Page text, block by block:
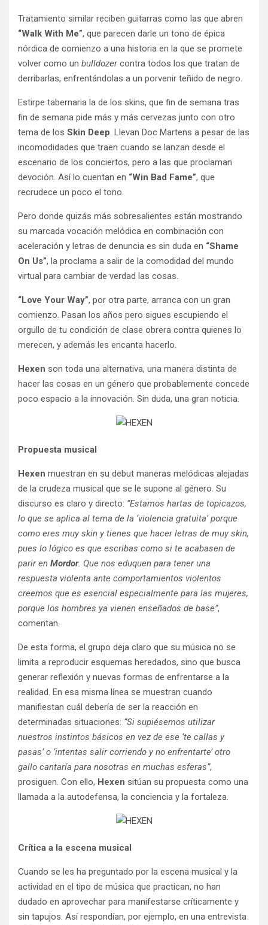
Tratamiento similar reciben guitarras como las que abren
“Walk With Me”, que parecen darle un tono de épica
nórdica de comienzo a una historia en la que se promete
volver como un bulldozercontra todos los que tratan de
derribarlas, enfrentándolas a un porvenir teñido de negro.
Estirpe tabernaria la de los skins, que fin de semana tras
fin de semana pide más y más cervezas junto con otro
tema de los Skin Deep. Llevan Doc Martens a pesar de las
incomodidades que traen cuando se lanzan desde el
escenario de los conciertos, pero a las que proclaman
devoción. Así lo cuentan en “Win Bad Fame”, que
recrudece un poco el tono.
Pero donde quizás más sobresalientes están mostrando
su marcada vocación melódica en combinación con
aceleración y letras de denuncia es sin duda en “Shame
On Us”, la proclama a salir de la comodidad del mundo
virtual para cambiar de verdad las cosas.
“Love Your Way”, por otra parte, arranca con un gran
comienzo. Pasan los años pero sigues escupiendo el
orgullo de tu condición de clase obrera contra quienes lo
merecen, y además les encanta hacerlo.
Hexen son toda una alternativa, una manera distinta de
hacer las cosas en un género que probablemente concede
poco espacio a la innovación. Sin duda, una gran noticia.
Propuesta musical
Hexen muestran en su debut maneras melódicas alejadas
de la crudeza musical que se le supone al género. Su
discurso es claro y directo: “Estamos hartas de topicazos,
lo que se aplica al tema de la ‘violencia gratuita’ porque
como eres muy skin y tienes que hacer letras de muy skin,
pues lo lógico es que escribas como si te acabasen de
parir en Mordor. Que nos eduquen para tener una
respuesta violenta ante comportamientos violentos
creemos que es esencial especialmente para las mujeres,
porque los hombres ya vienen enseñados de base”,
comentan.
De esta forma, el grupo deja claro que su música no se
limita a reproducir esquemas heredados, sino que busca
generar reflexión y nuevas formas de enfrentarse a la
realidad. En esa misma línea se muestran cuando
manifiestan cuál debería de ser la reacción en
determinadas situaciones: “Si supiésemos utilizar
nuestros instintos básicos en vez de ese ‘te callas y
pasas’ o ‘intentas salir corriendo y no enfrentarte’ otro
gallo cantaría para nosotras en muchas esferas”,
prosiguen. Con ello, Hexen sitúan su propuesta como una
llamada a la autodefensa, la conciencia y la fortaleza.
Crítica a la escena musical
Cuando se les ha preguntado por la escena musical y la
actividad en el tipo de música que practican, no han
dudado en aprovechar para manifestarse críticamente y
sin tapujos. Así respondían, por ejemplo, en una entrevista